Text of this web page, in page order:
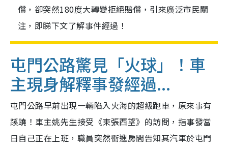
償，卻突然180度大轉變拒絕賠償，引來廣泛市民關
注，即睇下文了解事件經過！
屯門公路驚見「火球」！車
主現身解釋事發經過...
屯門公路早前出現一輛陷入火海的超級跑車，原來事有
蹊蹺！ 車主姚先生接受《東張西望》的訪問，指事發當
日自己正在上班，職員突然衝進房間告知其汽車於屯門